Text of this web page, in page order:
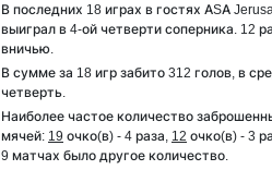
В последних 18 играх в гостях ASA
выиграл в 4-ой четверти соперника. 12
вничью.
В сумме за 18 игр забито 312 голов, в
четверть.
Наиболее частое количество
мячей: 19 очко(в) - 4 раза, 12 очко(в) - 3
9 матчах было другое количество.